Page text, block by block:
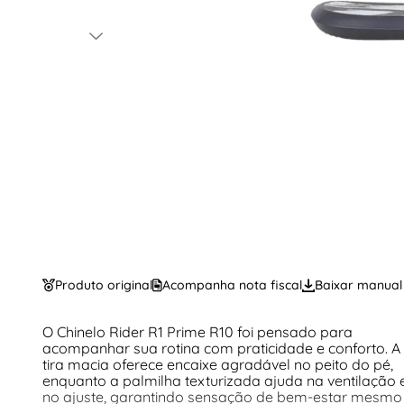
Produto original Acompanha nota fiscal Baixar manual
O Chinelo Rider R1 Prime R10 foi pensado para
acompanhar sua rotina com praticidade e conforto. A
tira macia oferece encaixe agradável no peito do pé,
enquanto a palmilha texturizada ajuda na ventilação
no ajuste, garantindo sensação de bem-estar mesmo